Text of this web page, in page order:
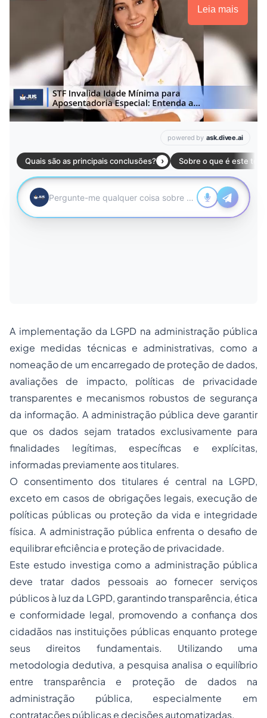
Leia mais
A implementação da LGPD na administração pública
exige medidas técnicas e administrativas, como a
nomeação de um encarregado de proteção de dados,
avaliações de impacto, políticas de privacidade
transparentes e mecanismos robustos de segurança
da informação. A administração pública deve garantir
que os dados sejam tratados exclusivamente para
finalidades legítimas, específicas e explícitas,
informadas previamente aos titulares.
O consentimento dos titulares é central na LGPD,
exceto em casos de obrigações legais, execução de
políticas públicas ou proteção da vida e integridade
física. A administração pública enfrenta o desafio de
equilibrar eficiência e proteção de privacidade.
Este estudo investiga como a administração pública
deve tratar dados pessoais ao fornecer serviços
públicos à luz da LGPD, garantindo transparência, ética
e conformidade legal, promovendo a confiança dos
cidadãos nas instituições públicas enquanto protege
seus direitos fundamentais. Utilizando uma
metodologia dedutiva, a pesquisa analisa o equilíbrio
entre transparência e proteção de dados na
administração pública, especialmente em
contratações públicas e decisões automatizadas.